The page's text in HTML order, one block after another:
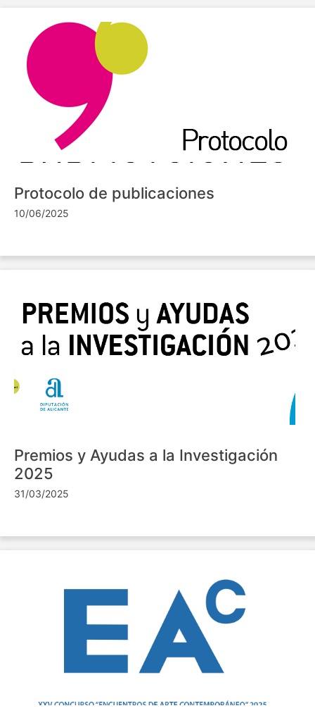
Protocolo de publicaciones
10/06/2025
Premios y Ayudas a la Investigación
2025
31/03/2025